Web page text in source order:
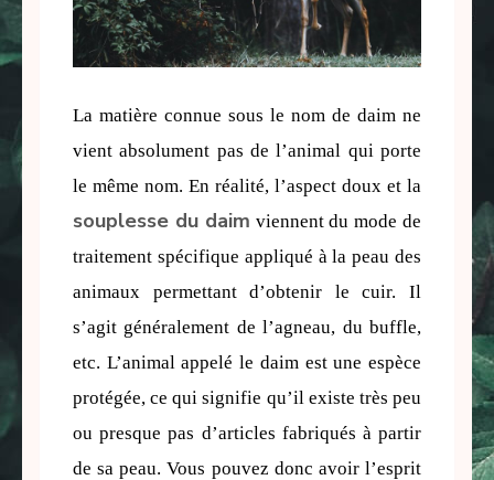
La matière connue sous le nom de daim ne
vient absolument pas de l’animal qui porte
souplesse du daim viennent du mode de
traitement spécifique appliqué à la peau des
animaux permettant d’obtenir le cuir. Il
s’agit généralement de l’agneau, du buffle,
etc. L’animal appelé le daim est une espèce
protégée, ce qui signifie qu’il existe très peu
ou presque pas d’articles fabriqués à partir
de sa peau. Vous pouvez donc avoir l’esprit